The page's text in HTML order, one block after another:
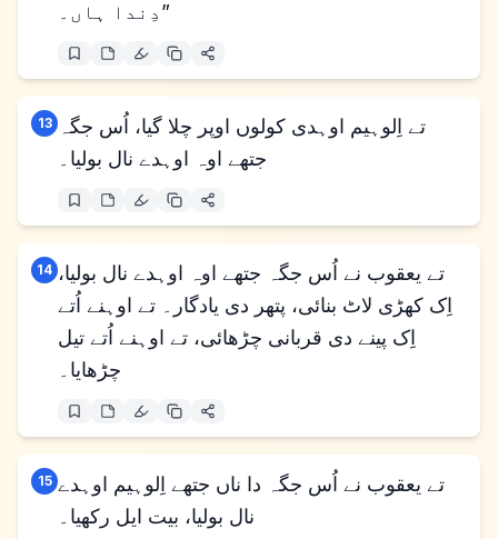
دِندا ہاں۔”
13
تے اِلوہیم اوہدی کولوں اوپر چلا گیا، اُس جگہ
جتھے اوہ اوہدے نال بولیا۔
14 تے یعقوب نے اُس جگہ جتھے اوہ اوہدے نال بولیا،
اِک کھڑی لاٹ بنائی، پتھر دی یادگار۔ تے اوہنے اُتے
اِک پینے دی قربانی چڑھائی، تے اوہنے اُتے تیل
چڑھایا۔
15 تے یعقوب نے اُس جگہ دا ناں جتھے اِلوہیم اوہدے
نال بولیا، بیت ایل رکھیا۔